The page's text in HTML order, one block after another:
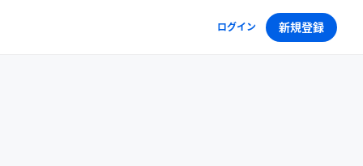
ログイン 新規登録